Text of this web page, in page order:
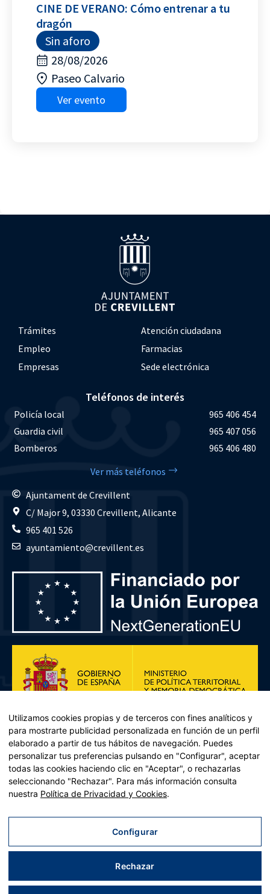
CINE DE VERANO: Cómo entrenar a tu
dragón
Sin aforo
28/08/2026
Paseo Calvario
Ver evento
Trámites
Atención ciudadana
Empleo
Farmacias
Empresas
Sede electrónica
Teléfonos de interés
Policía local
965 406 454
Guardia civil
965 407 056
Bomberos
965 406 480
Ver más teléfonos
Ajuntament de Crevillent
C/ Major 9, 03330 Crevillent, Alicante
965 401 526
ayuntamiento@crevillent.es
Plan de Recuperación, Transformación y Resiliencia – Financiado por
Recuperación y resiliencia, establecido por el Reglamento (UE)
2021/241 del Parlamento Europeo y del Consejo, de 12 de febrero
Aviso legal|Política de privacidad|Política de cookies|Accesibilidad|Mapa web
Utilizamos cookies propias y de terceros con fines analíticos y
para mostrarte publicidad personalizada en función de un perfil
elaborado a partir de tus hábitos de navegación. Puedes
personalizar tus preferencias pulsando en "Configurar", aceptar
todas las cookies haciendo clic en "Aceptar", o rechazarlas
seleccionando "Rechazar". Para más información consulta
nuestra Política de Privacidad y Cookies.
Configurar
Rechazar